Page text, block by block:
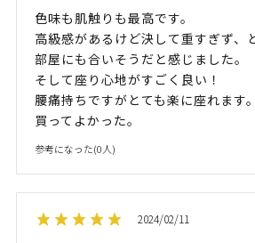
色味も肌触りも最高です。
高級感があるけど決して重すぎず、
部屋にも合いそうだと感じました。
そして座り心地がすごく良い！
腰痛持ちですがとても楽に座れます。
買ってよかった。
参考になった(0人)
2024/02/11